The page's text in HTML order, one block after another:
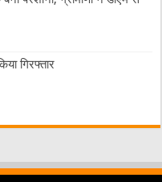
गिरफ्तार